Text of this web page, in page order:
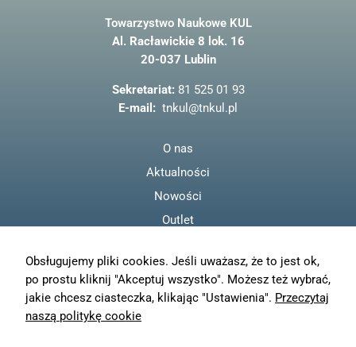
e
b
o
o
k
Towarzystwo Naukowe KUL
Al. Racławickie 8 lok. 16
20-037 Lublin
Sekretariat: 81 525 01 93
E-mail: tnkul@tnkul.pl
O nas
Aktualności
Nowości
Outlet
Polityka prywatności
Moje konto
Obsługujemy pliki cookies. Jeśli uważasz, że to jest ok,
po prostu kliknij "Akceptuj wszystko". Możesz też wybrać,
jakie chcesz ciasteczka, klikając "Ustawienia". Przeczytaj
naszą politykę cookie